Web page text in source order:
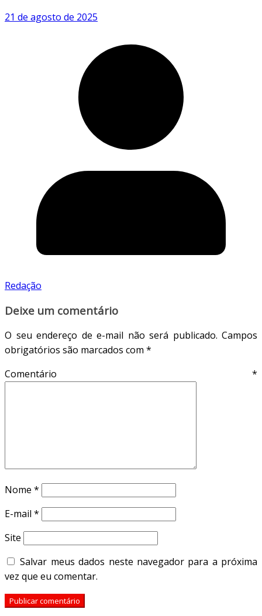
21 de agosto de 2025
Redação
Deixe um comentário
O seu endereço de e-mail não será publicado. Campos
obrigatórios são marcados com *
Comentário *
Nome *
E-mail *
Site
Salvar meus dados neste navegador para a próxima
vez que eu comentar.